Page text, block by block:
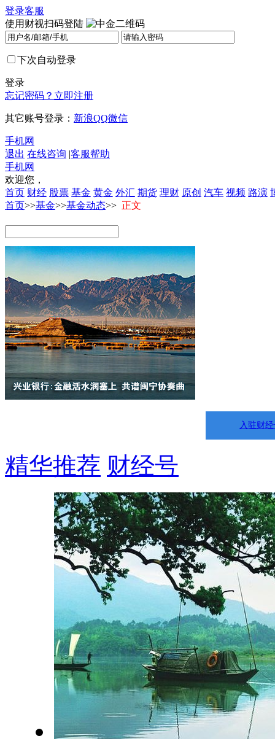
登录客服
使用财视扫码登陆
下次自动登录
登录
忘记密码？ 立即注册
其它账号登录： 新浪QQ微信
手机网
退出 在线咨询 |客服帮助
手机网
欢迎您，
首页 财经 股票 基金 黄金 外汇 期货 理财 原创 汽车 视频 路演
首页>>基金>>基金动态>> 正文
入驻财
精华推荐 财经号